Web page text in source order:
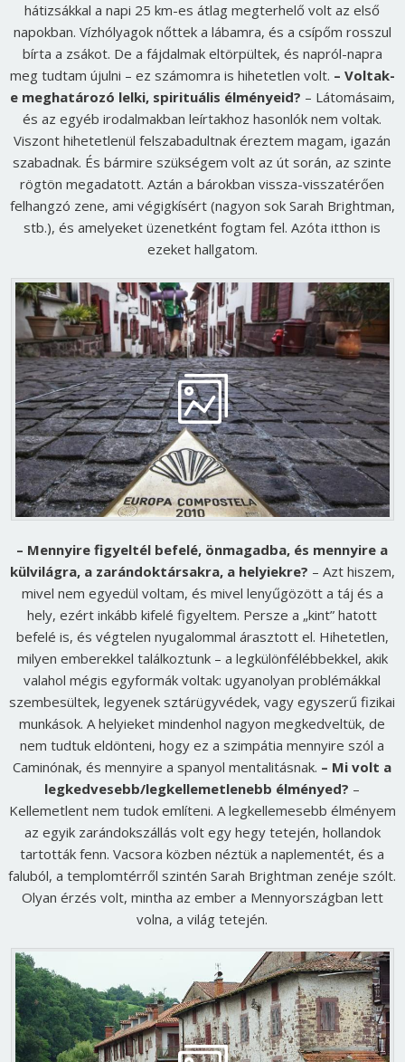
hátizsákkal a napi 25 km-es átlag megterhelő volt az első
napokban. Vízhólyagok nőttek a lábamra, és a csípőm rosszul
bírta a zsákot. De a fájdalmak eltörpültek, és napról-napra
meg tudtam újulni – ez számomra is hihetetlen volt. – Voltak-
e meghatározó lelki, spirituális élményeid? – Látomásaim,
és az egyéb irodalmakban leírtakhoz hasonlók nem voltak.
Viszont hihetetlenül felszabadultnak éreztem magam, igazán
szabadnak. És bármire szükségem volt az út során, az szinte
rögtön megadatott. Aztán a bárokban vissza-visszatérően
felhangzó zene, ami végigkísért (nagyon sok Sarah Brightman,
stb.), és amelyeket üzenetként fogtam fel. Azóta itthon is
ezeket hallgatom.
– Mennyire figyeltél befelé, önmagadba, és mennyire a
külvilágra, a zarándoktársakra, a helyiekre? – Azt hiszem,
mivel nem egyedül voltam, és mivel lenyűgözött a táj és a
hely, ezért inkább kifelé figyeltem. Persze a „kint” hatott
befelé is, és végtelen nyugalommal árasztott el. Hihetetlen,
milyen emberekkel találkoztunk – a legkülönfélébbekkel, akik
valahol mégis egyformák voltak: ugyanolyan problémákkal
szembesültek, legyenek sztárügyvédek, vagy egyszerű fizikai
munkások. A helyieket mindenhol nagyon megkedveltük, de
nem tudtuk eldönteni, hogy ez a szimpátia mennyire szól a
Caminónak, és mennyire a spanyol mentalitásnak. – Mi volt a
legkedvesebb/legkellemetlenebb élményed? –
Kellemetlent nem tudok említeni. A legkellemesebb élményem
az egyik zarándokszállás volt egy hegy tetején, hollandok
tartották fenn. Vacsora közben néztük a naplementét, és a
faluból, a templomtérről szintén Sarah Brightman zenéje szólt.
Olyan érzés volt, mintha az ember a Mennyországban lett
volna, a világ tetején.